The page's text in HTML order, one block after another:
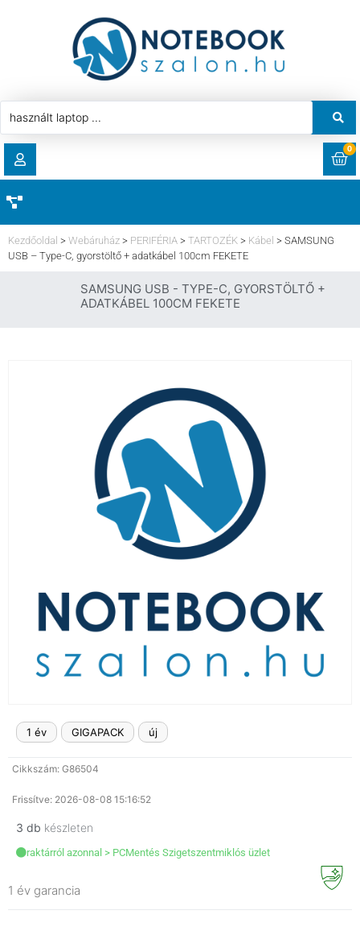
LETÖLTÉSEK
ELFELEJTETT JELSZÓ
0
HASZNÁLT LAPTOP
AKCIÓ
LAPTOP SZERVIZ
Kezdőoldal > Webáruház > PERIFÉRIA > TARTOZÉK > Kábel > SAMSUNG
USB – Type-C, gyorstöltő + adatkábel 100cm FEKETE
SAMSUNG USB - TYPE-C, GYORSTÖLTŐ +
ADATKÁBEL 100CM FEKETE
1 év GIGAPACK új
Cikkszám: G86504
Frissítve: 2026-08-08 15:16:52
3 db készleten
raktárról azonnal > PCMentés Szigetszentmiklós üzlet
1 év garancia